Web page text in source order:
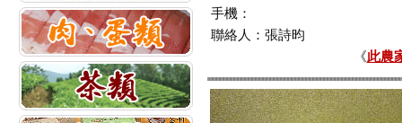
手機：
聯絡人：張詩昀
《此農